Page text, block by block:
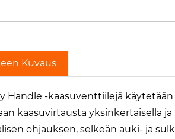
Kuvaus
Handle -kaasuventtiilejä käytetään
kaasuvirtausta yksinkertaisella
ohjauksen, selkeän auki- ja